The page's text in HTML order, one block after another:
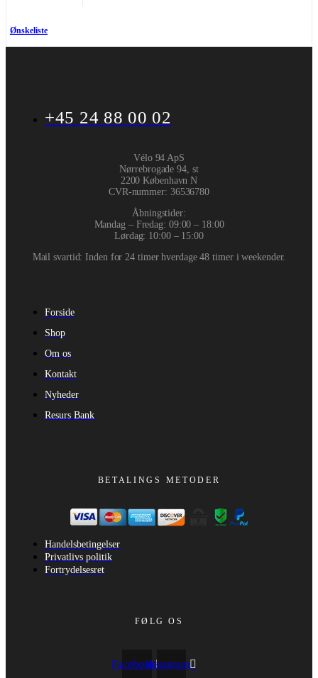
Ønskeliste
+45 24 88 00 02
Vélo 94 ApS
Nørrebrogade 94, st
2200 København N
CVR-nummer: 36536780
Åbningstider:
Mandag – Fredag: 09:00 – 18:00
Lørdag: 10:00 – 15:00
Mail svartid: Inden for 24 timer hverdage 48 timer i weekender.
Forside
Shop
Om os
Kontakt
Nyheder
Resurs Bank
BETALINGS METODER
Handelsbetingelser
Privatlivs politik
Fortrydelsesret
FØLG OS
FacebookInstagram